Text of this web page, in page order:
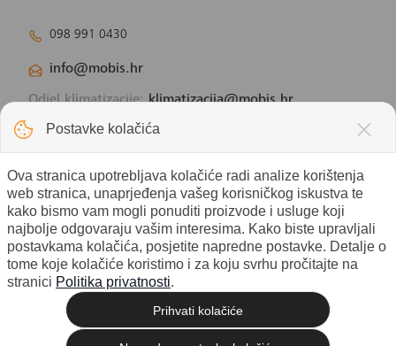
098 991 0430
info@mobis.hr
Odjel klimatizacije:klimatizacija@mobis.hr
Odjel solarnih panela:
© 2026 Mobis electronic d.o.o. -
Izrada web shopa
Postavke kolačića
Ova stranica upotrebljava kolačiće radi analize korištenja
web stranica, unaprjeđenja vašeg korisničkog iskustva te
kako bismo vam mogli ponuditi proizvode i usluge koji
najbolje odgovaraju vašim interesima. Kako biste upravljali
postavkama kolačića, posjetite napredne postavke. Detalje o
tome koje kolačiće koristimo i za koju svrhu pročitajte na
stranici Politika privatnosti.
Prihvati kolačiće